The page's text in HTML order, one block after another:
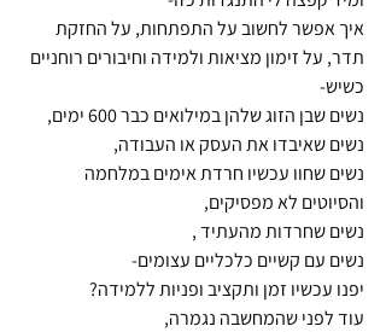
איך אפשר לחשוב על התפתחות, על החזקת
תדר, על זימון מציאות ולמידה וחיבורים רוחניים
כשיש-
נשים שבן הזוג שלהן במילואים כבר 600 ימים,
נשים שאיבדו את העסק או העבודה,
נשים שחוו עכשיו חרדת אימים במלחמה
והסיוטים לא מפסיקים,
נשים שחרדות מהעתיד ,
נשים עם קשיים כלכליים עצומים-
יפנו עכשיו זמן ותקציב ופניות ללמידה?
עוד לפני שהמחשבה נגמרה,